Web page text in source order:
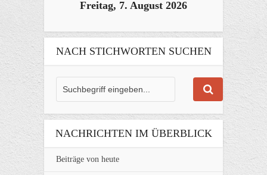
Freitag, 7. August 2026
NACH STICHWORTEN SUCHEN
NACHRICHTEN IM ÜBERBLICK
Beiträge von heute